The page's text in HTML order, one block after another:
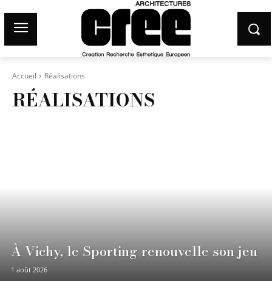
Accueil Réalisations
RÉALISATIONS
À Vichy, le Sporting renouvelle son jeu
1 août 2026